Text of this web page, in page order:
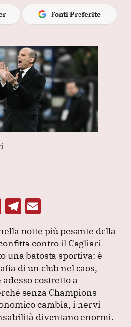
Fonti Preferite
W
at
s
A
p
p
T
e
gr
a
m
m
ai
l
notte più pesante della
contro il Cagliari
una batosta sportiva: è
di un club nel caos,
costretto a
senza Champions
cambia, i nervi
diventano enormi.